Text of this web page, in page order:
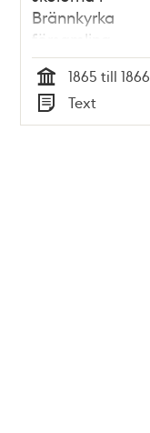
Brännkyrka
församling
(nuvarande
söderförort),
fastställda 1866
Tid
1865 till 1866
Typ
Text